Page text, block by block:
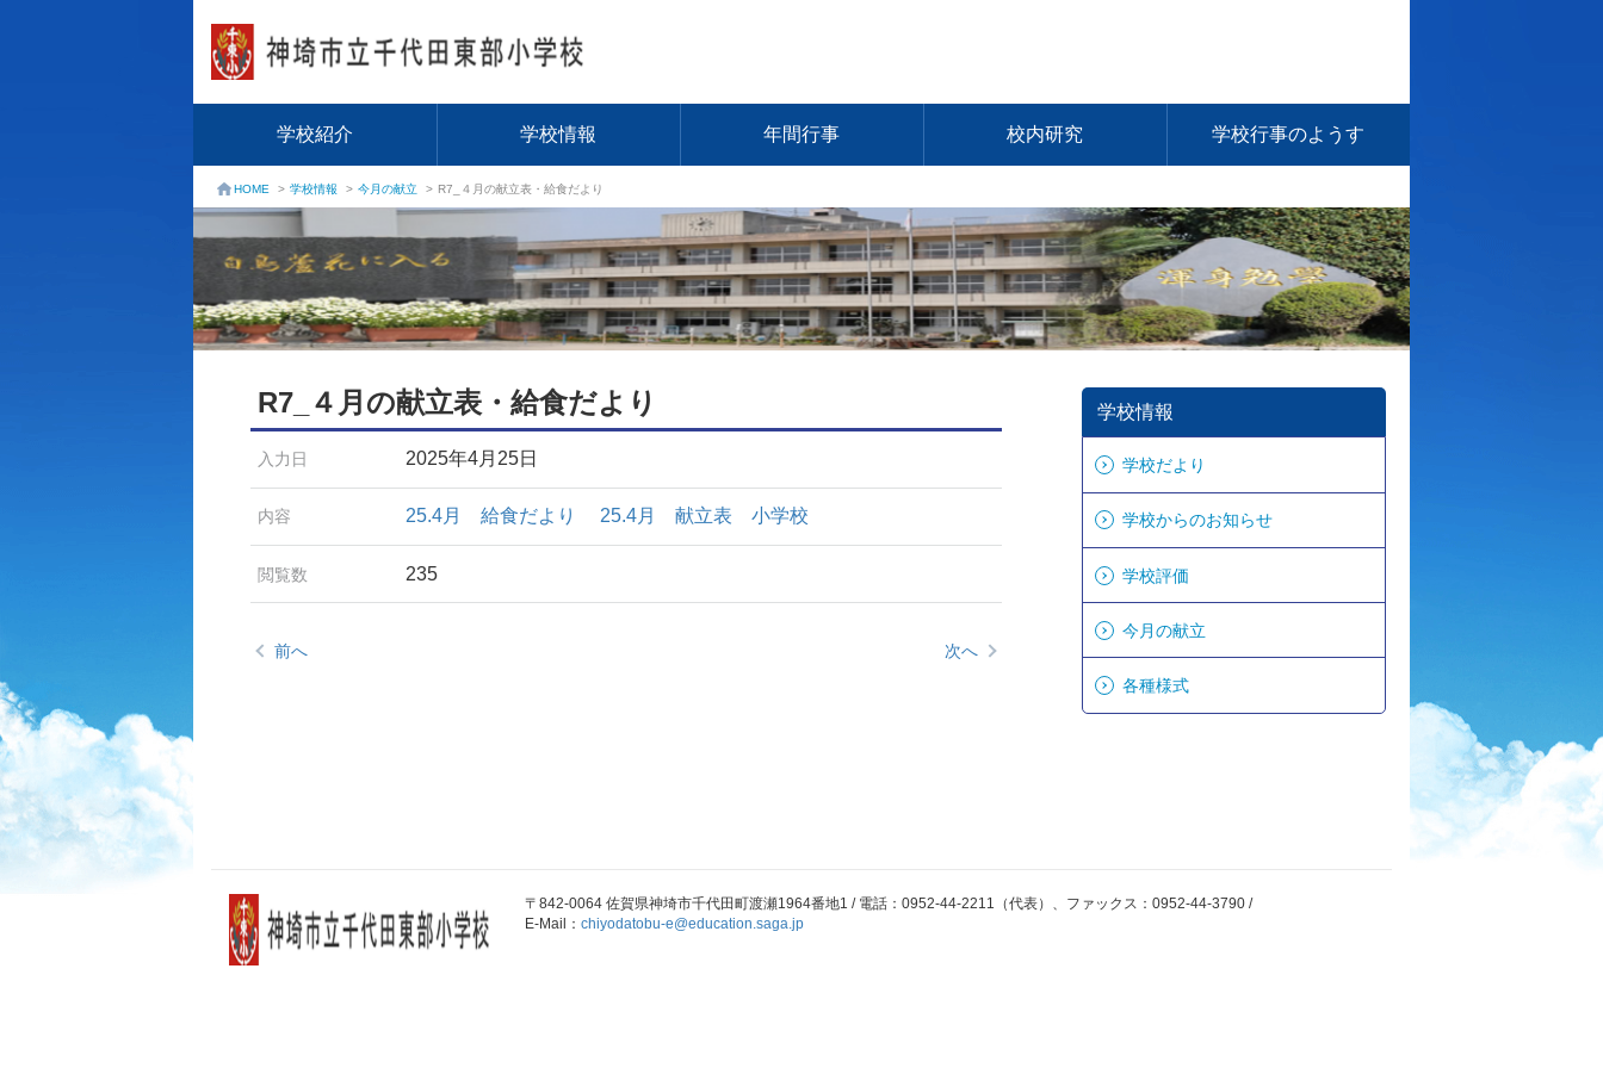
学校紹介 学校情報 年間行事 校内研究 学校行事のようす
HOME > 学校情報 > 今月の献立 > R7_４月の献立表・給食だより
R7_４月の献立表・給食だより
入力日 2025年4月25日
内容 25.4月 給食だより 25.4月 献立表 小学校
閲覧数 235
前へ 次へ
学校情報
学校だより
学校からのお知らせ
学校評価
今月の献立
各種様式
〒842-0064 佐賀県神埼市千代田町渡瀬1964番地1 / 電話：0952-44-2211（代表）、ファックス：0952-44-3790 /
E-Mail： chiyodatobu-e@education.saga.jp